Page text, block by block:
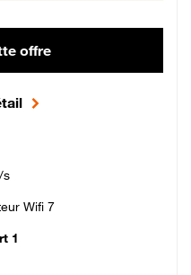
offre
s
Wifi 7
1